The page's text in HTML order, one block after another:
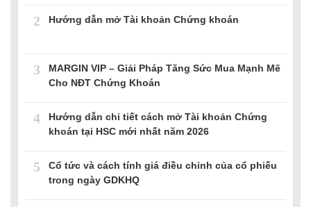
2 Hướng dẫn mở Tài khoản Chứng khoán
3
MARGIN VIP – Giải Pháp Tăng Sức Mua Mạnh Mẽ
Cho NĐT Chứng Khoán
4
Hướng dẫn chi tiết cách mở Tài khoản Chứng
khoán tại HSC mới nhất năm 2026
5
Cổ tức và cách tính giá điều chỉnh của cổ phiếu
trong ngày GDKHQ